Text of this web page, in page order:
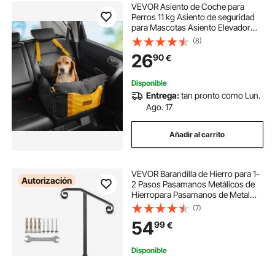
VEVOR Asiento de Coche para
Perros 11 kg Asiento de seguridad
para Mascotas Asiento Elevador
Impermeable con Correa de
Seguridad con Clip Acolchado de
Algodón PP Silla para Coche para
Mascotas, Negro
(8)
2690€
Disponible
Entrega:tan pronto como Lun.
Ago. 17
Añadir al carrito
Autorización
VEVOR Barandilla de Hierro para 1-
2 Pasos Pasamanos Metálicos de
Hierropara Pasamanos de Metal
con Base para Escaleras al Aire
Libre Gris
(7)
5499€
Disponible